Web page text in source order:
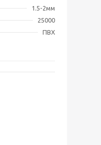
1.5-2мм
25000
ПВХ